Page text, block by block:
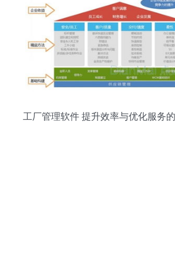
工厂管理软件 提升效率与优化服务